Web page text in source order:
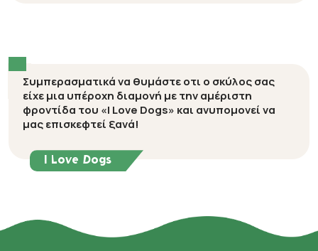
Συμπερασματικά να θυμάστε οτι ο σκύλος σας
είχε μια υπέροχη διαμονή με την αμέριστη
φροντίδα του «I Love Dogs» και ανυπομονεί να
μας επισκεφτεί ξανά!
I Love Dogs